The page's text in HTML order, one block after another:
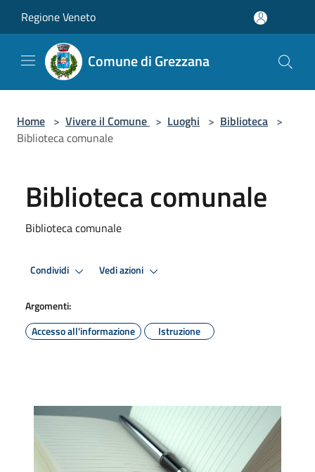
Regione Veneto
Comune di Grezzana
Home > Vivere il Comune > Luoghi > Biblioteca >
Biblioteca comunale
Biblioteca comunale
Biblioteca comunale
Condividi Vedi azioni
Argomenti:
Accesso all'informazione
Istruzione